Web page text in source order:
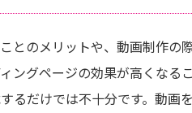
とのメリットや、動画制作の
ングページの効果が高くなる
るだけでは不十分です。動画